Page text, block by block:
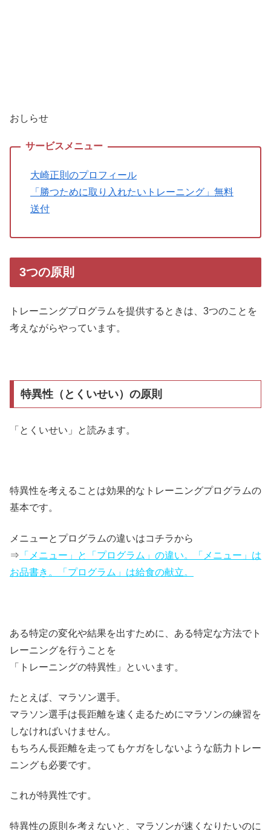
おしらせ
大崎正則のプロフィール
「勝つために取り入れたいトレーニング」無料
送付
3つの原則
トレーニングプログラムを提供するときは、3つのことを
考えながらやっています。
特異性（とくいせい）の原則
「とくいせい」と読みます。
特異性を考えることは効果的なトレーニングプログラムの
基本です。
メニューとプログラムの違いはコチラから
⇒ 「メニュー」と「プログラム」の違い。「メニュー」は
お品書き。「プログラム」は給食の献立。
ある特定の変化や結果を出すために、ある特定な方法でト
レーニングを行うことを
「トレーニングの特異性」といいます。
たとえば、マラソン選手。
マラソン選手は長距離を速く走るためにマラソンの練習を
しなければいけません。
もちろん長距離を走ってもケガをしないような筋力トレー
ニングも必要です。
これが特異性です。
特異性の原則を考えないと、マラソンが速くなりたいのに